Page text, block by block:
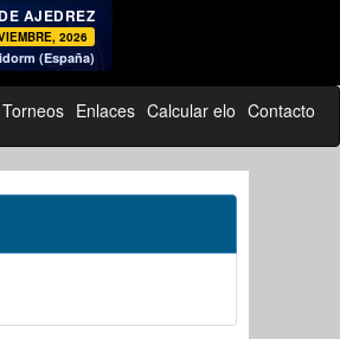
♞
AJEDREZ
2026
(España)
Torneos Enlaces Calcular elo Contacto